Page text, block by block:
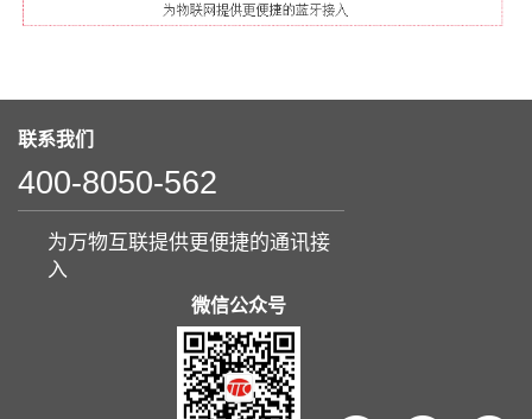
联系我们
400-8050-562
为万物互联提供更便捷的通讯接
入
微信公众号